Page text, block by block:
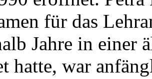
für das
Jahre in einer
hatte, war